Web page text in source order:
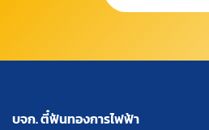
บจก. ตี๋ฟันทองการไฟฟ้า